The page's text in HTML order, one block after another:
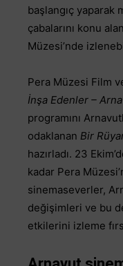
başlangıç yaparak
çabalarını konu
Müzesi’nde
Pera Müzesi Film
İnşa Edenler –
programını
odaklanan Bir
hazırladı. 23
kadar Pera
sinemaseverler,
değişimleri ve bu
etkilerini izleme